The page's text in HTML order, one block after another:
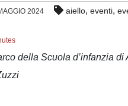
2024 aiello, eventi,
della Scuola d’infanzia